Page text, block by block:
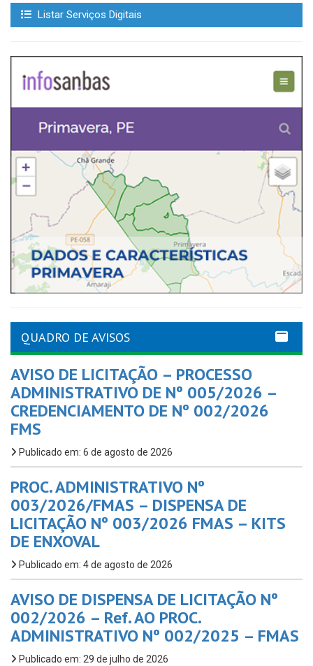
Listar Serviços Digitais
QUADRO DE AVISOS
AVISO DE LICITAÇÃO – PROCESSO
ADMINISTRATIVO DE Nº 005/2026 –
CREDENCIAMENTO DE Nº 002/2026
FMS
Publicado em: 6 de agosto de 2026
PROC. ADMINISTRATIVO Nº
003/2026/FMAS – DISPENSA DE
LICITAÇÃO Nº 003/2026 FMAS – KITS
DE ENXOVAL
Publicado em: 4 de agosto de 2026
AVISO DE DISPENSA DE LICITAÇÃO Nº
002/2026 – Ref. AO PROC.
ADMINISTRATIVO Nº 002/2025 – FMAS
Publicado em: 29 de julho de 2026